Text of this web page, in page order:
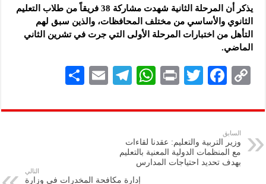
يذكر أن المرحلة الثانية شهدت مشاركة 38 فريقاً من طلاب التعليم
الثانوي والأساسي من مختلف المحافظات، والذين سبق لهم
التأهل من اختبارات المرحلة الأولى التي جرت في تشرين الثاني
الماضي.
C
p
y
Li
n
F
eb
k
T
tt
P
nt
W
at
A
Te
gr
E
ai
ar
السابق
وزير التربية والتعليم: عقدنا لقاءات
مع المنظمات الدولية المعنية بالتعليم
بهدف تحديد احتياجات المدارس
التالي
إدارة مكافحة المخدرات في وزارة